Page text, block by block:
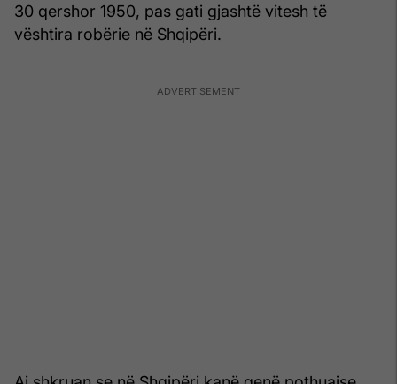
30 qershor 1950, pas gati gjashtë vitesh të
vështira robërie në Shqipëri.